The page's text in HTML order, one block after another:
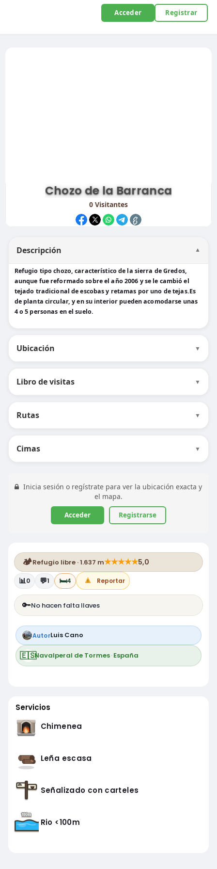
Acceder Registrar
Chozo de la Barranca
0Visitantes
Descripción ▼
Refugio tipo chozo, característico de la sierra de Gredos,
aunque fue reformado sobre el año 2006 y se le cambió el
tejado tradicional de escobas y retamas por uno de tejas.Es
de planta circular, y en su interior pueden acomodarse unas
4 o 5 personas en el suelo.
Ubicación ▼
Libro de visitas ▼
Rutas ▼
Cimas ▼
Inicia sesión o regístrate para ver la ubicación exacta y
el mapa.
Acceder Registrarse
🏕️Refugio libre · 1.637 m★★★★★5,0
📊0 💬1 🛏️4 Reportar
🔑No hacen falta llaves
AutorLuis Cano
🇪🇸Navalperal de Tormes·España
Servicios
Chimenea
Leña escasa
Señalizado con carteles
Rio <100m